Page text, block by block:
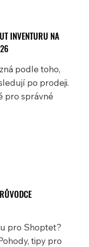
INVENTURU NA
podle toho,
po prodeji.
pro správné
pro Shoptet?
tipy pro